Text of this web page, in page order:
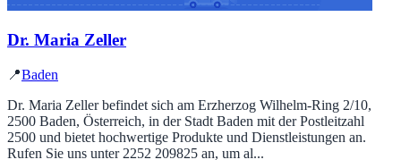
Dr. Maria Zeller
📍Baden
Dr. Maria Zeller befindet sich am Erzherzog Wilhelm-Ring 2/10,
2500 Baden, Österreich, in der Stadt Baden mit der Postleitzahl
2500 und bietet hochwertige Produkte und Dienstleistungen an.
Rufen Sie uns unter 2252 209825 an, um al...